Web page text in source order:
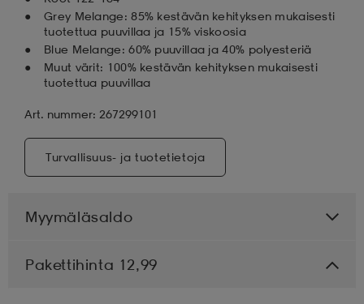
Grey Melange: 85% kestävän kehityksen mukaisesti
tuotettua puuvillaa ja 15% viskoosia
Blue Melange: 60% puuvillaa ja 40% polyesteriä
Muut värit: 100% kestävän kehityksen mukaisesti
tuotettua puuvillaa
Art. nummer: 267299101
Turvallisuus- ja tuotetietoja
Myymäläsaldo
Pakettihinta 12,99